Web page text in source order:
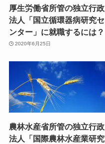
厚生労働省所管の独立行政
法人「国立循環器病研究セ
ンター」に就職するには？
2020年6月25日
農林水産省所管の独立行政
法人「国際農林水産業研究